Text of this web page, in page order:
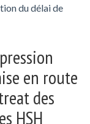
du délai de
en route
des
HSH